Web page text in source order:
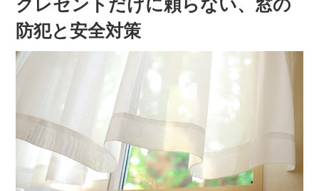
クレセントだけに頼らない、窓の
防犯と安全対策